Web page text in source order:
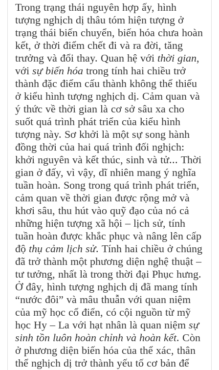
Trong trạng thái nguyên hợp ấy, hình
tượng nghịch dị thâu tóm hiện tượng ở
trạng thái biến chuyển, biến hóa chưa hoàn
kết, ở thời điểm chết đi và ra đời, tăng
trưởng và đổi thay. Quan hệ với thời gian,
với sự biến hóa trong tính hai chiều trở
thành đặc điểm cấu thành không thể thiếu
ở kiểu hình tượng nghịch dị. Cảm quan và
ý thức về thời gian là cơ sở sâu xa cho
suốt quá trình phát triển của kiểu hình
tượng này. Sơ khởi là một sự song hành
đồng thời của hai quá trình đối nghịch:
khởi nguyên và kết thúc, sinh và tử... Thời
gian ở đấy, vì vậy, dĩ nhiên mang ý nghĩa
tuần hoàn. Song trong quá trình phát triển,
cảm quan về thời gian được rộng mở và
khơi sâu, thu hút vào quỹ đạo của nó cả
những hiện tượng xã hội – lịch sử, tính
tuần hoàn được khắc phục và nâng lên cấp
độ thụ cảm lịch sử. Tính hai chiều ở chúng
đã trở thành một phương diện nghệ thuật –
tư tưởng, nhất là trong thời đại Phục hưng.
Ở đây, hình tượng nghịch dị đã mang tính
“nước đôi” và mâu thuẫn với quan niệm
của mỹ học cổ điển, có cội nguồn từ mỹ
học Hy – La với hạt nhân là quan niệm sự
sinh tồn luôn hoàn chỉnh và hoàn kết. Còn
ở phương diện biến hóa của thể xác, thân
thể nghịch dị trở thành yếu tố cơ bản để